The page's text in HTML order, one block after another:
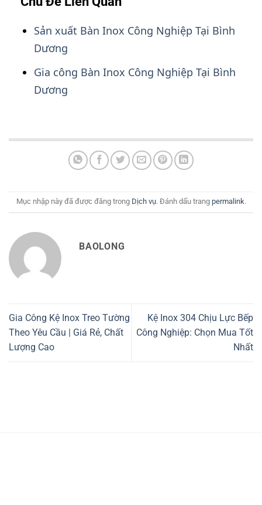
Sản xuất Bàn Inox Công Nghiệp Tại Bình
Dương
Gia công Bàn Inox Công Nghiệp Tại Bình
Dương
Mục nhập này đã được đăng trong Dịch vụ. Đánh dấu trang permalink.
BAOLONG
Gia Công Kệ Inox Treo Tường
Theo Yêu Cầu | Giá Rẻ, Chất
Lượng Cao
Kệ Inox 304 Chịu Lực Bếp
Công Nghiệp: Chọn Mua Tốt
Nhất